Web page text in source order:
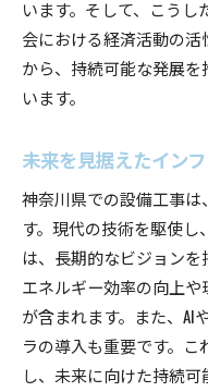
います。そして、こう
会における経済活動の
から、持続可能な発展
います。
未来を見据えたイン
神奈川県での設備工事
す。現代の技術を駆使
は、長期的なビジョンを
エネルギー効率の向上
が含まれます。また、AI
ラの導入も重要です。
し、未来に向けた持続可